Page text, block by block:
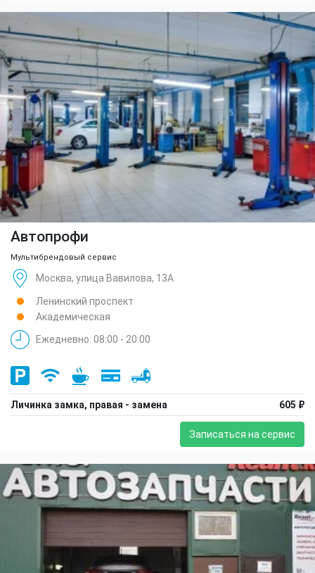
Автопрофи
Мультибрендовый сервис
Москва, улица Вавилова, 13А
Ленинский проспект
Академическая
Ежедневно: 08:00 - 20:00
Личинка замка, правая - замена 605 ₽
Записаться на сервис